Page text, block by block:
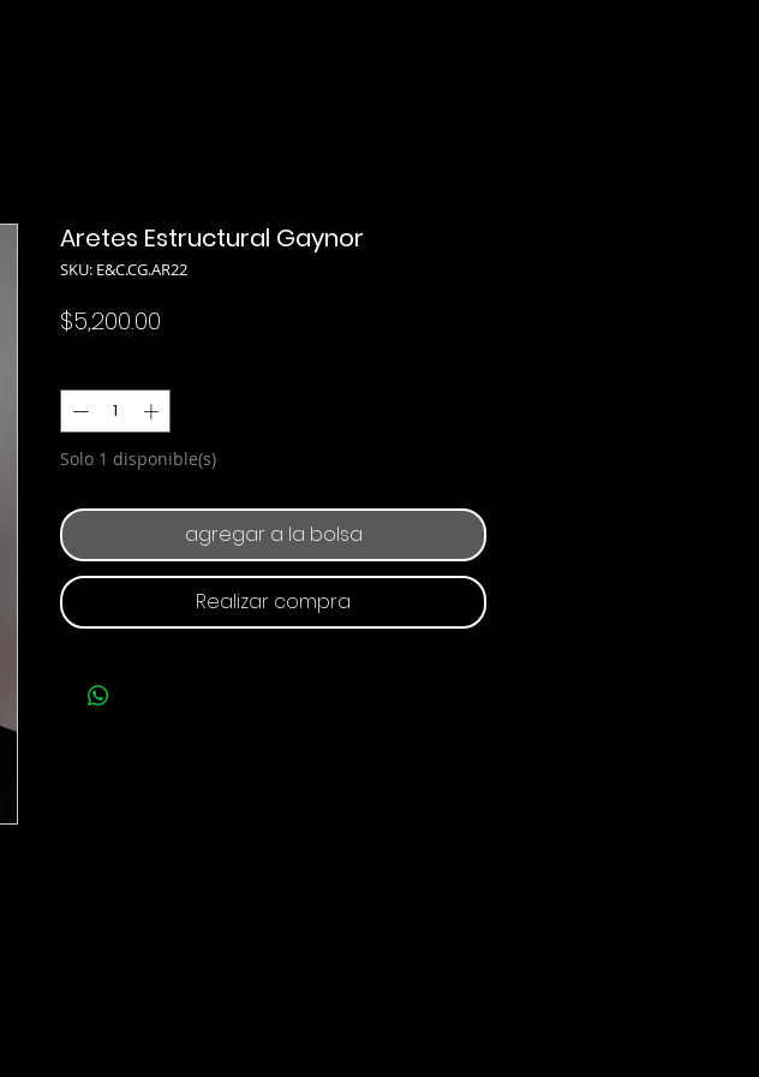
Aretes Estructural Gaynor
SKU: E&C.CG.AR22
$5,200.00
Solo 1 disponible(s)
agregar a la bolsa
Realizar compra